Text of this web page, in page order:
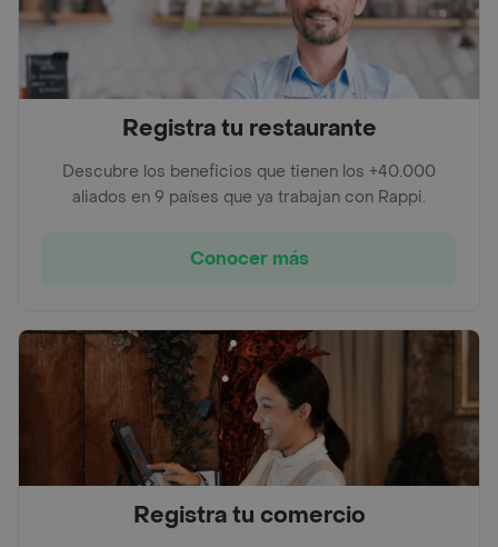
Registra tu restaurante
Descubre los beneficios que tienen los +40.000
aliados en 9 países que ya trabajan con Rappi.
Conocer más
Registra tu comercio